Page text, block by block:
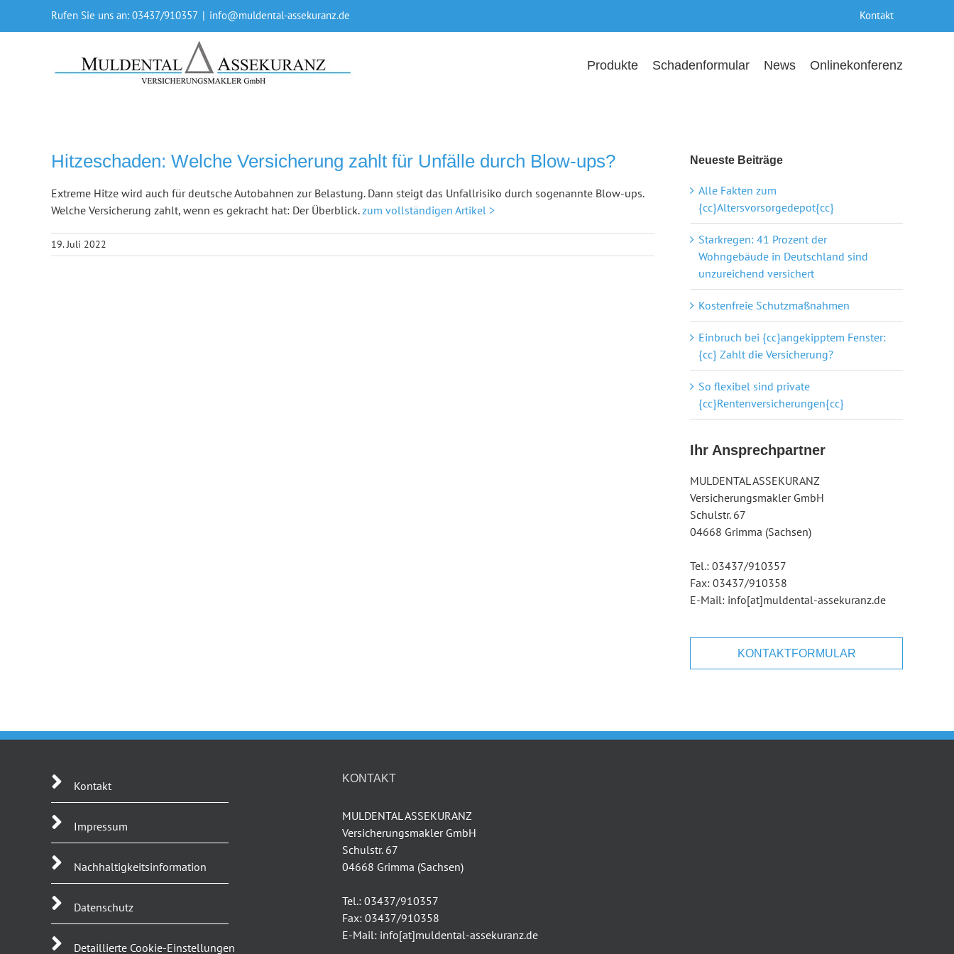
Rufen Sie uns an: 03437/910357 | info@muldental-assekuranz.de Kontakt
Produkte Schadenformular News Onlinekonferenz
Hitzeschaden: Welche Versicherung zahlt für Unfälle durch Blow-ups?
Extreme Hitze wird auch für deutsche Autobahnen zur Belastung. Dann steigt das Unfallrisiko durch sogenannte Blow-ups.
Welche Versicherung zahlt, wenn es gekracht hat: Der Überblick.zum vollständigen Artikel >
19. Juli 2022
Neueste Beiträge
Alle Fakten zum
{cc}Altersvorsorgedepot{cc}
Starkregen: 41 Prozent der
Wohngebäude in Deutschland sind
unzureichend versichert
Kostenfreie Schutzmaßnahmen
Einbruch bei {cc}angekipptem Fenster:
{cc} Zahlt die Versicherung?
So flexibel sind private
{cc}Rentenversicherungen{cc}
Ihr Ansprechpartner
MULDENTAL ASSEKURANZ
Versicherungsmakler GmbH
Schulstr. 67
04668 Grimma (Sachsen)
Tel.: 03437/910357
Fax: 03437/910358
E-Mail: info[at]muldental-assekuranz.de
KONTAKTFORMULAR
Kontakt
Impressum
Nachhaltigkeitsinformation
Datenschutz
Detaillierte Cookie-Einstellungen
KONTAKT
MULDENTAL ASSEKURANZ
Versicherungsmakler GmbH
Schulstr. 67
04668 Grimma (Sachsen)
Tel.: 03437/910357
Fax: 03437/910358
E-Mail: info[at]muldental-assekuranz.de